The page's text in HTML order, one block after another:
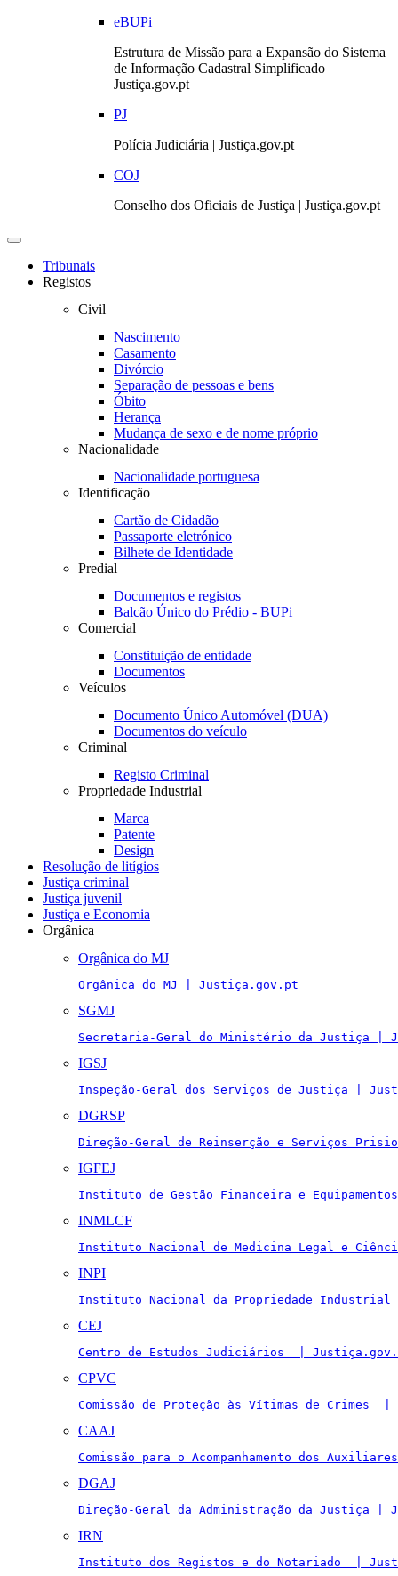
eBUPi
Estrutura de Missão para a Expansão do Sistema
de Informação Cadastral Simplificado |
Justiça.gov.pt
PJ
Polícia Judiciária | Justiça.gov.pt
COJ
Conselho dos Oficiais de Justiça | Justiça.gov.pt
Toggle
navigationTribunais
Registos
Civil
Nascimento
Casamento
Divórcio
Separação de pessoas e bens
Óbito
Herança
Mudança de sexo e de nome próprio
Nacionalidade
Nacionalidade portuguesa
Identificação
Cartão de Cidadão
Passaporte eletrónico
Bilhete de Identidade
Predial
Documentos e registos
Balcão Único do Prédio - BUPi
Comercial
Constituição de entidade
Documentos
Veículos
Documento Único Automóvel (DUA)
Documentos do veículo
Criminal
Registo Criminal
Propriedade Industrial
Marca
Patente
Design
Resolução de litígios
Justiça criminal
Justiça juvenil
Justiça e Economia
Orgânica
Orgânica do MJ
Orgânica do MJ | Justiça.gov.pt
SGMJ
Secretaria-Geral do Ministério da Justiça |
IGSJ
Inspeção-Geral dos Serviços de Justiça |
DGRSP
Direção-Geral de Reinserção e Serviços
IGFEJ
Instituto de Gestão Financeira e
INMLCF
Instituto Nacional de Medicina Legal e
INPI
Instituto Nacional da Propriedade Industrial
CEJ
Centro de Estudos Judiciários  |
CPVC
Comissão de Proteção às Vítimas de Crimes
CAAJ
Comissão para o Acompanhamento dos
DGAJ
Direção-Geral da Administração da Justiça |
IRN
Instituto dos Registos e do Notariado  |